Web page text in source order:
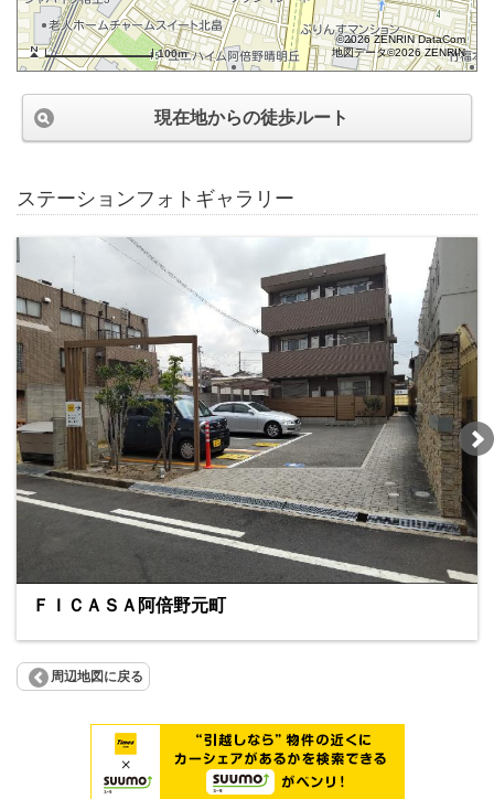
100m
©2026 ZENRIN DataCom
地図データ©2026 ZENRIN
現在地からの徒歩ルート
ステーションフォトギャラリー
ＦＩＣＡＳＡ阿倍野元町
周辺地図に戻る